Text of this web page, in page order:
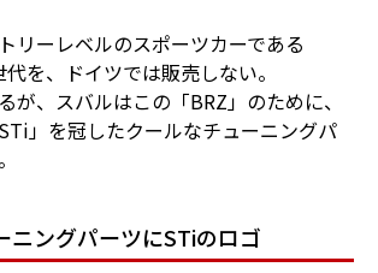
リーレベルのスポーツカーである
代を、ドイツでは販売しない。
が、スバルはこの「BRZ」のために、
」を冠したクールなチューニングパ
ニングパーツにSTiのロゴ